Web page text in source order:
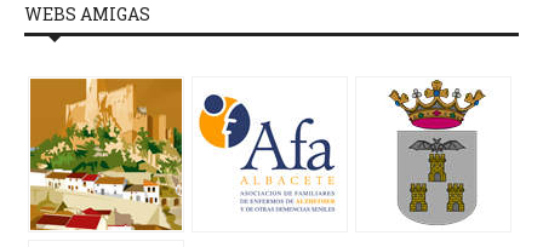
WEBS AMIGAS